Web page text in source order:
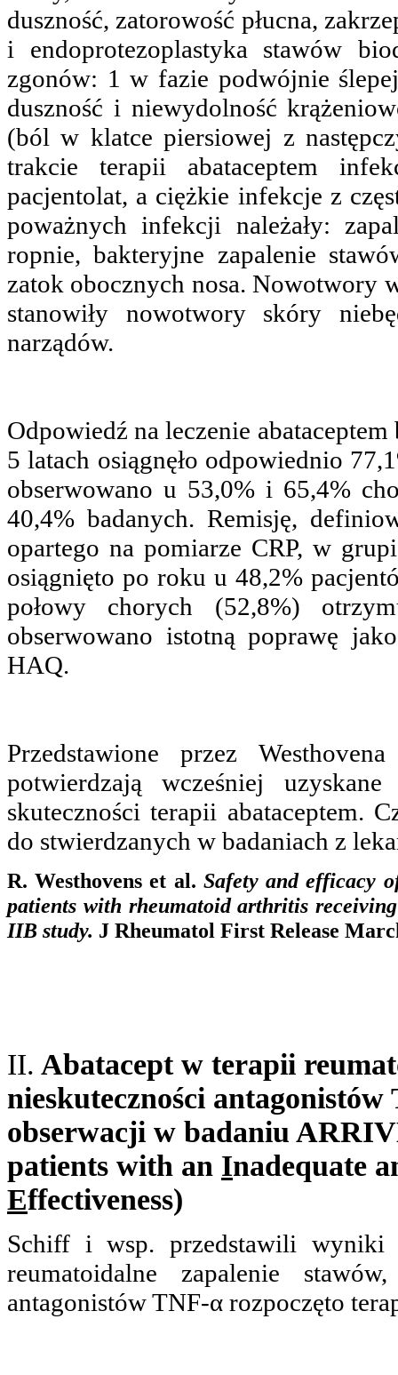
duszność, zatorowość płucna,
i endoprotezoplastyka stawów
zgonów: 1 w fazie podwójnie
duszność i niewydolność
(ból w klatce piersiowej z
trakcie terapii abataceptem
pacjentolat, a ciężkie infekcje z
poważnych infekcji należały:
ropnie, bakteryjne zapalenie
zatok obocznych nosa. Nowotwory
stanowiły nowotwory skóry
narządów.
Odpowiedź na leczenie
5 latach osiągnęło odpowiednio
obserwowano u 53,0% i 65,4%
40,4% badanych. Remisję,
opartego na pomiarze CRP, w
osiągnięto po roku u 48,2%
połowy chorych (52,8%)
obserwowano istotną poprawę
HAQ.
Przedstawione przez
potwierdzają wcześniej
skuteczności terapii abataceptem.
do stwierdzanych w badaniach z
R. Westhovens et al. Safety and efficacy
patients with rheumatoid arthritis
IIB study. J Rheumatol First Release
II. Abatacept w terapii
nieskuteczności antagonistów
obserwacji w badaniu
patients with an Inadequate
Effectiveness)
Schiff i wsp. przedstawili wyniki
reumatoidalne zapalenie
antagonistów TNF-α rozpoczęto